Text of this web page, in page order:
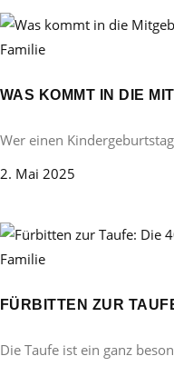
Familie
WAS KOMMT IN DIE
Wer einen
2. Mai 2025
Familie
FÜRBITTEN ZUR
Die Taufe ist ein ganz